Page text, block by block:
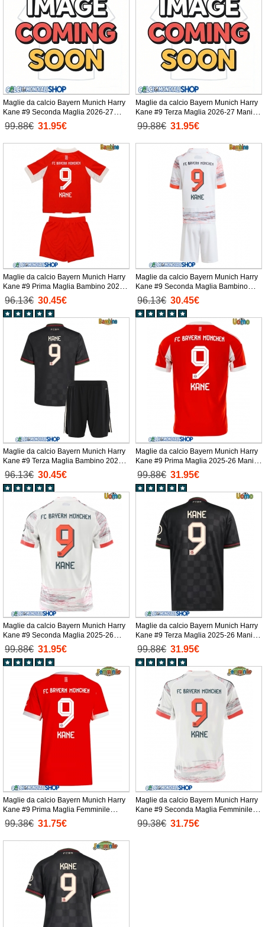
Maglie da calcio Bayern Munich Harry
Kane #9 Seconda Maglia 2026-27
Manica Corta
99.88€ 31.95€
Maglie da calcio Bayern Munich Harry
Kane #9 Terza Maglia 2026-27 Manica
Corta
99.88€ 31.95€
Maglie da calcio Bayern Munich Harry
Kane #9 Prima Maglia Bambino 2025-
26 Manica Corta + Pantaloni corti)
96.13€ 30.45€
Maglie da calcio Bayern Munich Harry
Kane #9 Seconda Maglia Bambino
2025-26 Manica Corta + Pantaloni
corti)
96.13€ 30.45€
Maglie da calcio Bayern Munich Harry
Kane #9 Terza Maglia Bambino 2025-
26 Manica Corta + Pantaloni corti)
96.13€ 30.45€
Maglie da calcio Bayern Munich Harry
Kane #9 Prima Maglia 2025-26 Manica
Corta
99.88€ 31.95€
Maglie da calcio Bayern Munich Harry
Kane #9 Seconda Maglia 2025-26
Manica Corta
99.88€ 31.95€
Maglie da calcio Bayern Munich Harry
Kane #9 Terza Maglia 2025-26 Manica
Corta
99.88€ 31.95€
Maglie da calcio Bayern Munich Harry
Kane #9 Prima Maglia Femminile
2025-26 Manica Corta
99.38€ 31.75€
Maglie da calcio Bayern Munich Harry
Kane #9 Seconda Maglia Femminile
2025-26 Manica Corta
99.38€ 31.75€